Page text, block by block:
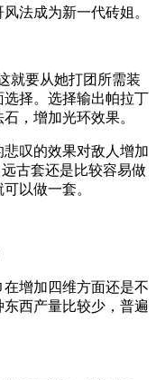
法成为新一代砖姐。
就要从她打团所需装
择。选择输出帕拉丁
，增加光环效果。
叹的效果对敌人增加
古套还是比较容易做
以做一套。
增加四维方面还是不
西产量比较少，普遍